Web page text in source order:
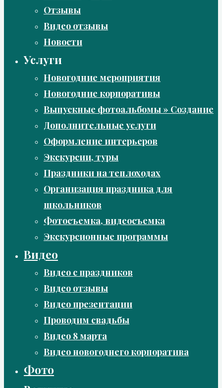
Отзывы
Видео отзывы
Новости
Услуги
Новогодние мероприятия
Новогодние корпоративы
Выпускные фотоальбомы » Создание
Дополнительные услуги
Оформление интерьеров
Экскурсии, туры
Праздники на теплоходах
Организация праздника для
школьников
Фотосъемка, видеосъемка
Экскурсионные программы
Видео
Видео с праздников
Видео отзывы
Видео презентации
Проводим свадьбы
Видео 8 марта
Видео новогоднего корпоратива
Фото